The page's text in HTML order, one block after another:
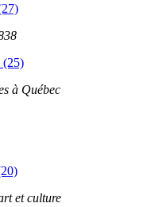
(25)
à Québec
et culture